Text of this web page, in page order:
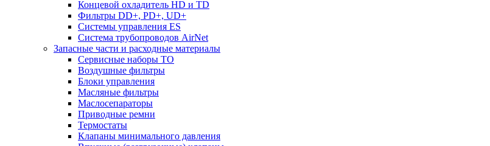
Концевой охладитель HD и TD
Фильтры DD+, PD+, UD+
Системы управления ES
Система трубопроводов AirNet
Запасные части и расходные материалы
Сервисные наборы ТО
Воздушные фильтры
Блоки управления
Масляные фильтры
Маслосепараторы
Приводные ремни
Термостаты
Клапаны минимального давления